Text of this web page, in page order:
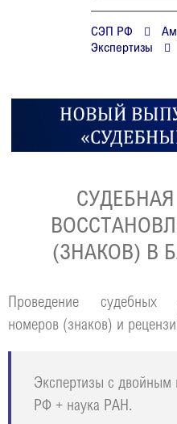
СЭП РФ
Экспертизы
(ЗНАКОВ) В
Проведение судебных
номеров (знаков) и
Экспертизы с двойным
РФ + наука РАН.